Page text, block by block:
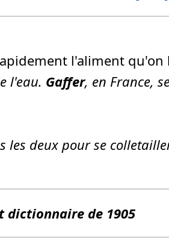
l'aliment qu'on
l'eau. Gaffer, en France,
les deux pour se
de 1905